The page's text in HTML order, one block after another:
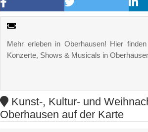
Mehr erleben in Oberhausen! Hier
Konzerte, Shows & Musicals in
Kunst-, Kultur- und
Oberhausen auf der Karte